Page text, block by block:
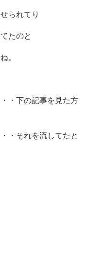
られてり
たのと
。
・下の記事を見た方
・それを流してたと